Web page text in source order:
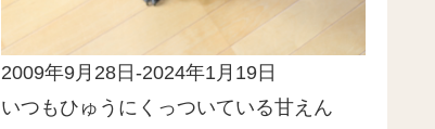
2009年9月28日-2024年1月19日
いつもひゅうにくっついている甘えん